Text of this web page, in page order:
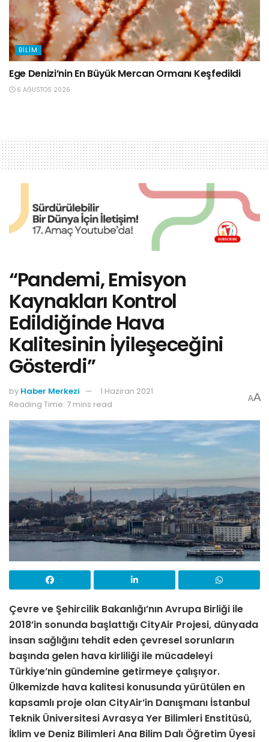
BILIM
Ege Denizi’nin En Büyük Mercan Ormanı Keşfedildi
6 AĞUSTOS 2026
“Pandemi, Emisyon
Kaynakları Kontrol
Edildiğinde Hava
Kalitesinin İyileşeceğini
Gösterdi”
by Haber Merkezi
1 Haziran 2021
Reading Time: 7 mins read
AA
Çevre ve Şehircilik Bakanlığı’nın Avrupa Birliği ile
2018’in sonunda başlattığı CityAir Projesi, dünyada
insan sağlığını tehdit eden çevresel sorunların
başında gelen hava kirliliği ile mücadeleyi
Türkiye’nin gündemine getirmeye çalışıyor.
Ülkemizde hava kalitesi konusunda yürütülen en
kapsamlı proje olan CityAir’in Danışmanı İstanbul
Teknik Üniversitesi Avrasya Yer Bilimleri Enstitüsü,
İklim ve Deniz Bilimleri Ana Bilim Dalı Öğretim Üyesi